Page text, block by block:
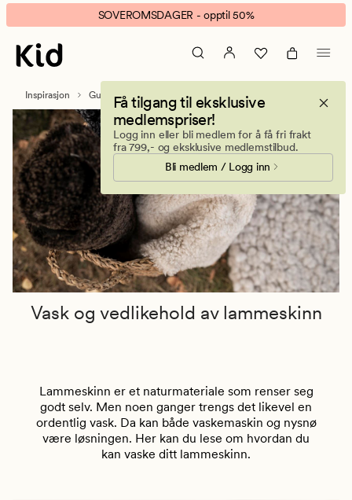
Vask
og
vedlikehold
banner.
Klikk
ESCAPE
pause.
SOVEROMSDAGER - opptil 50%
Få tilgang til eksklusive
medlemspriser!
Logg inn eller bli medlem for å få fri frakt
fra 799,- og eksklusive medlemstilbud.
Bli medlem / Logg inn
Inspirasjon Guider Vask og vedlikehold av lammeskinn
Vask og vedlikehold av lammeskinn
Lammeskinn er et naturmateriale som renser seg
godt selv. Men noen ganger trengs det likevel en
ordentlig vask. Da kan både vaskemaskin og nysnø
være løsningen. Her kan du lese om hvordan du
kan vaske ditt lammeskinn.